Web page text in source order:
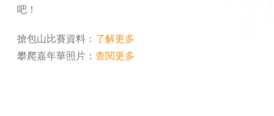
吧！
搶包山比賽資料： 了解更多
攀爬嘉年華照片： 查閱更多